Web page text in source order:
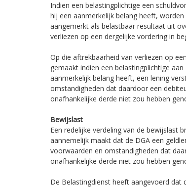
Indien een belastingplichtige een
hij een aanmerkelijk belang heeft,
aangemerkt als belastbaar resultaat uit
verliezen op een dergelijke vordering in
Op die aftrekbaarheid van verliezen op
gemaakt indien een belastingplichtige
aanmerkelijk belang heeft, een lening
omstandigheden dat daardoor een
onafhankelijke derde niet zou hebben
Bewijslast
Een redelijke verdeling van de bewijslast
aannemelijk maakt dat de DGA een
voorwaarden en omstandigheden dat
onafhankelijke derde niet zou hebben
De Belastingdienst heeft aangevoerd dat